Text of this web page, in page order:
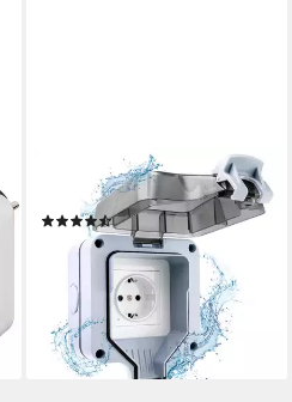
POPPSTAR
Aufputz-Steckdose
(2)
ab 13,92 €
lieferbar - in 2-3 Werktagen bei dir